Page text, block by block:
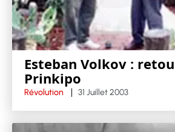
Esteban Volkov :
Prinkipo
Révolution 31 Juillet 2003